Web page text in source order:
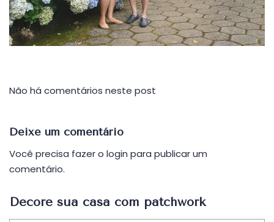
Não há comentários neste post
Deixe um comentário
Você precisa fazer o login para publicar um
comentário.
Decore sua casa com patchwork